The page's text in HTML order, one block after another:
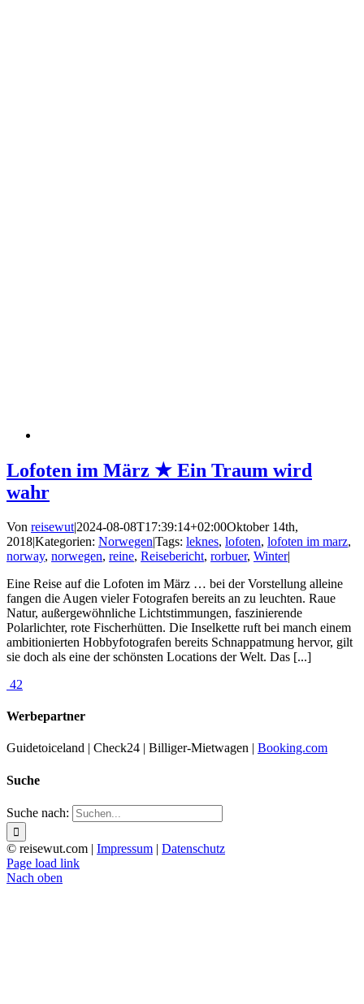
Lofoten im März ★ Ein Traum wird
wahr
Von reisewut|2024-08-08T17:39:14+02:00Oktober 14th,
2018|Kategorien: Norwegen|Tags: leknes, lofoten, lofoten im marz,
norway, norwegen, reine, Reisebericht, rorbuer, Winter|
Eine Reise auf die Lofoten im März … bei der Vorstellung alleine
fangen die Augen vieler Fotografen bereits an zu leuchten. Raue
Natur, außergewöhnliche Lichtstimmungen, faszinierende
Polarlichter, rote Fischerhütten. Die Inselkette ruft bei manch einem
ambitionierten Hobbyfotografen bereits Schnappatmung hervor, gilt
sie doch als eine der schönsten Locations der Welt. Das [...]
42
Werbepartner
Guidetoiceland | Check24 | Billiger-Mietwagen | Booking.com
Suche
Suche nach:
© reisewut.com | Impressum | Datenschutz
Page load link
Nach oben